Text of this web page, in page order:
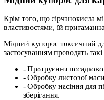
Крім того, що сірчанокисла
властивостями, їй
Мідний купорос токсичний
застосуванням проводять
- Протруєння
- Обробку листової
- Обробку насіння для
зберігання.